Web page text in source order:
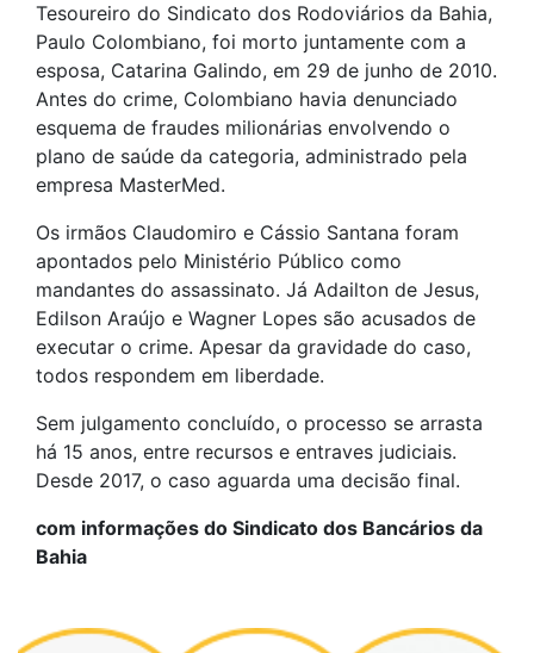
Tesoureiro do Sindicato dos Rodoviários da Bahia,
Paulo Colombiano, foi morto juntamente com a
esposa, Catarina Galindo, em 29 de junho de 2010.
Antes do crime, Colombiano havia denunciado
esquema de fraudes milionárias envolvendo o
plano de saúde da categoria, administrado pela
empresa MasterMed.
Os irmãos Claudomiro e Cássio Santana foram
apontados pelo Ministério Público como
mandantes do assassinato. Já Adailton de Jesus,
Edilson Araújo e Wagner Lopes são acusados de
executar o crime. Apesar da gravidade do caso,
todos respondem em liberdade.
Sem julgamento concluído, o processo se arrasta
há 15 anos, entre recursos e entraves judiciais.
Desde 2017, o caso aguarda uma decisão final.
com informações do Sindicato dos Bancários da
Bahia